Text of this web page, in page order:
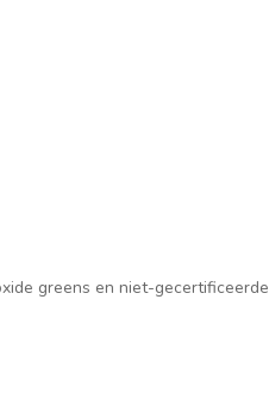
greens en niet-gecertificeerde